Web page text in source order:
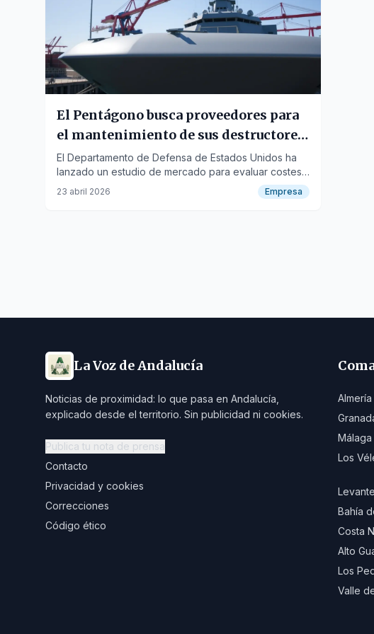
El Pentágono busca proveedores para
el mantenimiento de sus destructores
en Rota
El Departamento de Defensa de Estados Unidos ha
lanzado un estudio de mercado para evaluar costes
de cara a la renovación del contrato de
mantenimiento de su flota en la Base Naval de Rota,
23 abril 2026 Empresa
La Voz de Andalucía
Noticias de proximidad: lo que pasa en Andalucía,
explicado desde el territorio. Sin publicidad ni cookies.
Publica tu nota de prensa
Contacto
Privacidad y cookies
Correcciones
Código ético
Almería
Málaga
Los
Bahía
Costa
Alto
Los
Valle